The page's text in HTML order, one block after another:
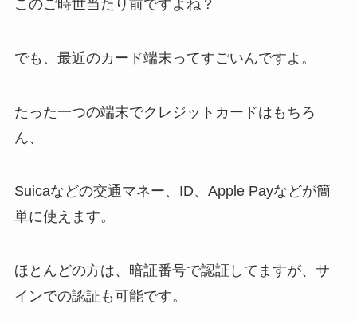
このご時世当たり前ですよね？
でも、最近のカード端末ってすごいんですよ。
たった一つの端末でクレジットカードはもちろ
ん、
Suicaなどの交通マネー、ID、Apple Payなどが簡
単に使えます。
ほとんどの方は、暗証番号で認証してますが、サ
インでの認証も可能です。